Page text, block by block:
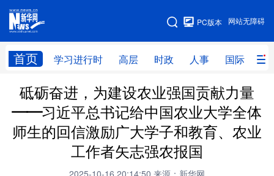
网站无障碍
PC版本
首页 学习进行时 高层 时政 人事 国际 财
网站地图
学习进行时 高层 时政 人事
国际 财经 网评 港澳
思客智库 全球连线
科创 量子
砥砺奋进，为建设农业强国贡献力量
——习近平总书记给中国农业大学全体
师生的回信激励广大学子和教育、农业
工作者矢志强农报国
2025-10-16 20:14:50 来源：新华网